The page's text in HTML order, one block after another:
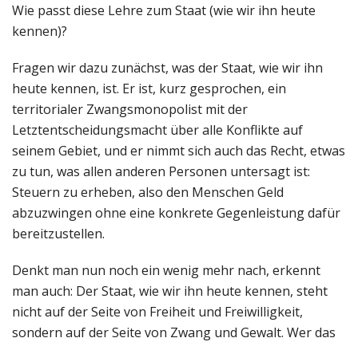
Wie passt diese Lehre zum Staat (wie wir ihn heute
kennen)?
Fragen wir dazu zunächst, was der Staat, wie wir ihn
heute kennen, ist. Er ist, kurz gesprochen, ein
territorialer Zwangsmonopolist mit der
Letztentscheidungsmacht über alle Konflikte auf
seinem Gebiet, und er nimmt sich auch das Recht, etwas
zu tun, was allen anderen Personen untersagt ist:
Steuern zu erheben, also den Menschen Geld
abzuzwingen ohne eine konkrete Gegenleistung dafür
bereitzustellen.
Denkt man nun noch ein wenig mehr nach, erkennt
man auch: Der Staat, wie wir ihn heute kennen, steht
nicht auf der Seite von Freiheit und Freiwilligkeit,
sondern auf der Seite von Zwang und Gewalt. Wer das